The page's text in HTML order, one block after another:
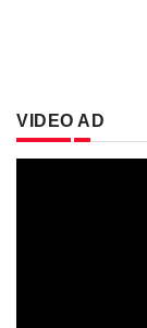
VIDEO AD